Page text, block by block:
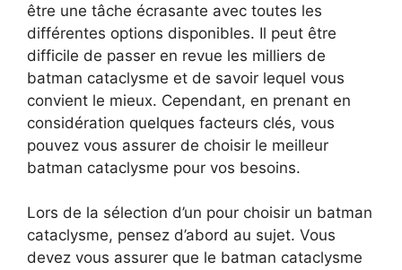
être une tâche écrasante avec toutes les
différentes options disponibles. Il peut être
difficile de passer en revue les milliers de
batman cataclysme et de savoir lequel vous
convient le mieux. Cependant, en prenant en
considération quelques facteurs clés, vous
pouvez vous assurer de choisir le meilleur
batman cataclysme pour vos besoins.
Lors de la sélection d’un pour choisir un batman
cataclysme, pensez d’abord au sujet. Vous
devez vous assurer que le batman cataclysme